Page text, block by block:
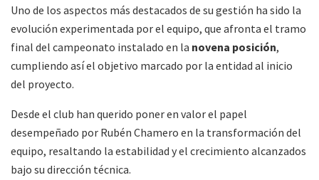
Uno de los aspectos más destacados de su gestión ha sido la
evolución experimentada por el equipo, que afronta el tramo
final del campeonato instalado en la novena posición,
cumpliendo así el objetivo marcado por la entidad al inicio
del proyecto.
Desde el club han querido poner en valor el papel
desempeñado por Rubén Chamero en la transformación del
equipo, resaltando la estabilidad y el crecimiento alcanzados
bajo su dirección técnica.